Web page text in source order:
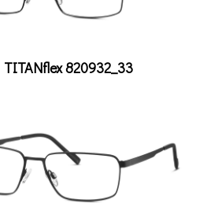
TITANflex 820932_33